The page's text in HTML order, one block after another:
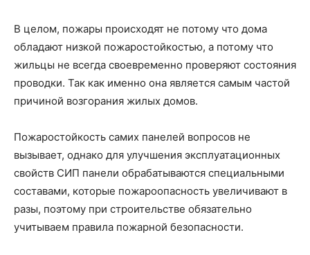
В целом, пожары происходят не потому что дома
обладают низкой пожаростойкостью, а потому что
жильцы не всегда своевременно проверяют состояния
проводки. Так как именно она является самым частой
причиной возгорания жилых домов.
Пожаростойкость самих панелей вопросов не
вызывает, однако для улучшения эксплуатационных
свойств СИП панели обрабатываются специальными
составами, которые пожароопасность увеличивают в
разы, поэтому при строительстве обязательно
учитываем правила пожарной безопасности.